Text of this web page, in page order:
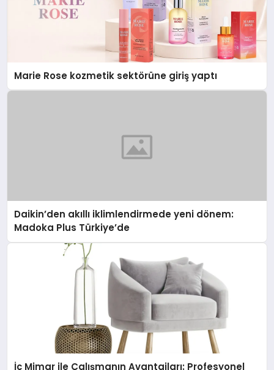
Marie Rose kozmetik sektörüne giriş yaptı
Daikin’den akıllı iklimlendirmede yeni dönem:
Madoka Plus Türkiye’de
İç Mimar ile Çalışmanın Avantajları: Profesyonel